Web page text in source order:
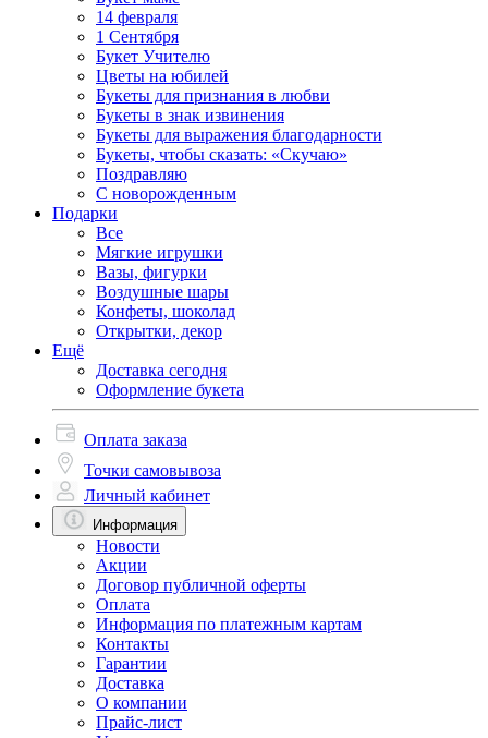
14 февраля
1 Сентября
Букет Учителю
Цветы на юбилей
Букеты для признания в любви
Букеты в знак извинения
Букеты для выражения благодарности
Букеты, чтобы сказать: «Скучаю»
Поздравляю
С новорожденным
Подарки
Все
Мягкие игрушки
Вазы, фигурки
Воздушные шары
Конфеты, шоколад
Открытки, декор
Ещё
Доставка сегодня
Оформление букета
Оплата заказа
Точки самовывоза
Личный кабинет
Информация
Новости
Акции
Договор публичной оферты
Оплата
Информация по платежным картам
Контакты
Гарантии
Доставка
О компании
Прайс-лист